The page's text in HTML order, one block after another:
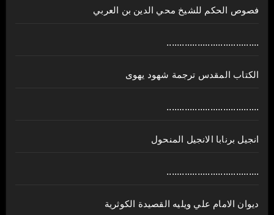
فصوص الحكم للشيخ محي الدين بن العربي
....................................
الكتاب المقدس ترجمة شهود يهوى
....................................
انجيل برنابا الانجيل المنحول
....................................
ديوان الامام علي ويليه القصيدة الكوثرية